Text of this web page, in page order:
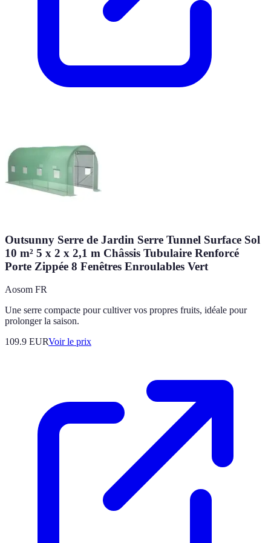
Outsunny Serre de Jardin Serre Tunnel Surface Sol
10 m² 5 x 2 x 2,1 m Châssis Tubulaire Renforcé
Porte Zippée 8 Fenêtres Enroulables Vert
Aosom FR
Une serre compacte pour cultiver vos propres fruits, idéale pour
prolonger la saison.
109.9 EURVoir le prix